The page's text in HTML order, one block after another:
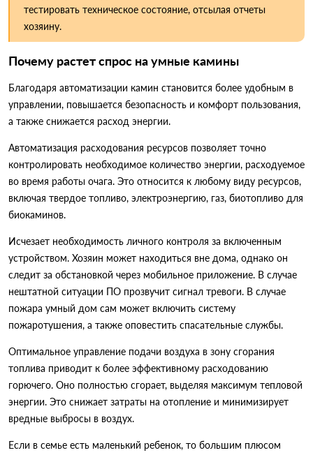
тестировать техническое состояние, отсылая отчеты
хозяину.
Почему растет спрос на умные камины
Благодаря автоматизации камин становится более удобным в
управлении, повышается безопасность и комфорт пользования,
а также снижается расход энергии.
Автоматизация расходования ресурсов позволяет точно
контролировать необходимое количество энергии, расходуемое
во время работы очага. Это относится к любому виду ресурсов,
включая твердое топливо, электроэнергию, газ, биотопливо для
биокаминов.
Исчезает необходимость личного контроля за включенным
устройством. Хозяин может находиться вне дома, однако он
следит за обстановкой через мобильное приложение. В случае
нештатной ситуации ПО прозвучит сигнал тревоги. В случае
пожара умный дом сам может включить систему
пожаротушения, а также оповестить спасательные службы.
Оптимальное управление подачи воздуха в зону сгорания
топлива приводит к более эффективному расходованию
горючего. Оно полностью сгорает, выделяя максимум тепловой
энергии. Это снижает затраты на отопление и минимизирует
вредные выбросы в воздух.
Если в семье есть маленький ребенок, то большим плюсом